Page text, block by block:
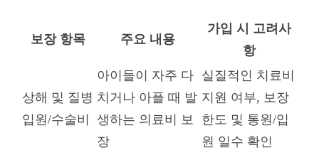
보장 항목 주요 내용
가입 시 고려사
항
상해 및 질병
입원/수술비
아이들이 자주 다
치거나 아플 때 발
생하는 의료비 보
장
실질적인 치료비
지원 여부, 보장
한도 및 통원/입
원 일수 확인